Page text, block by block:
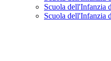
Scuola dell'Infanzia
Scuola dell'Infanzia